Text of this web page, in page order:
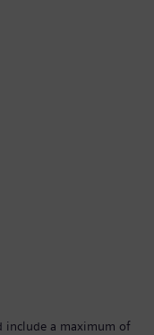
include a maximum of